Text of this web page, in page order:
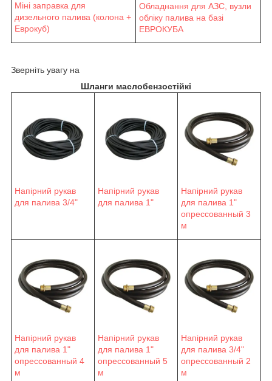
Міні заправка для
дизельного палива (колона +
Еврокуб)
Обладнання для АЗС, вузли
обліку палива на базі
ЕВРОКУБА
Зверніть увагу на
Шланги маслобензостійкі
Напірний рукав
для палива 3/4"
Напірний рукав
для палива 1"
Напірний рукав
для палива 1"
опрессованный 3
м
Напірний рукав
для палива 1"
опрессованный 4
м
Напірний рукав
для палива 1"
опрессованный 5
м
Напірний рукав
для палива 3/4"
опрессованный 2
м